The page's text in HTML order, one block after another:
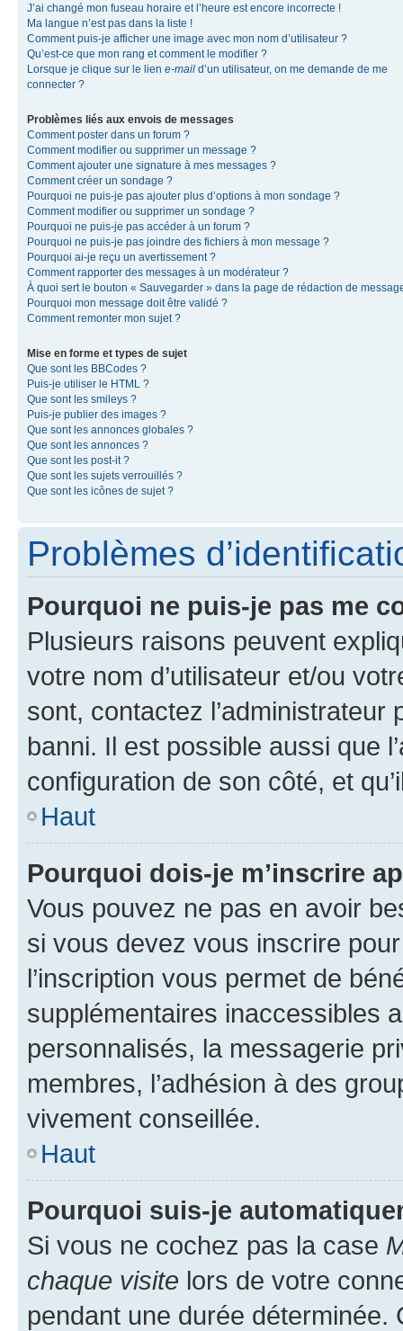
J’ai changé mon fuseau horaire et l’heure est encore incorrecte !
Ma langue n’est pas dans la liste !
Comment puis-je afficher une image avec mon nom d’utilisateur ?
Qu’est-ce que mon rang et comment le modifier ?
Lorsque je clique sur le lien e-mail d’un utilisateur, on me demande de me
connecter ?
Problèmes liés aux envois de messages
Comment poster dans un forum ?
Comment modifier ou supprimer un message ?
Comment ajouter une signature à mes messages ?
Comment créer un sondage ?
Pourquoi ne puis-je pas ajouter plus d’options à mon sondage ?
Comment modifier ou supprimer un sondage ?
Pourquoi ne puis-je pas accéder à un forum ?
Pourquoi ne puis-je pas joindre des fichiers à mon message ?
Pourquoi ai-je reçu un avertissement ?
Comment rapporter des messages à un modérateur ?
À quoi sert le bouton « Sauvegarder » dans la page de rédaction de
Pourquoi mon message doit être validé ?
Comment remonter mon sujet ?
Mise en forme et types de sujet
Que sont les BBCodes ?
Puis-je utiliser le HTML ?
Que sont les smileys ?
Puis-je publier des images ?
Que sont les annonces globales ?
Que sont les annonces ?
Que sont les post-it ?
Que sont les sujets verrouillés ?
Que sont les icônes de sujet ?
Problèmes
Pourquoi ne puis-je pas me
Plusieurs raisons peuvent
votre nom d’utilisateur et/ou
sont, contactez l’administrateur
banni. Il est possible aussi que
configuration de son côté, et
Haut
Pourquoi dois-je m’inscrire
Vous pouvez ne pas en avoir
si vous devez vous inscrire
l’inscription vous permet de
supplémentaires inaccessibles
personnalisés, la messagerie
membres, l’adhésion à des
vivement conseillée.
Haut
Pourquoi suis-je
Si vous ne cochez pas la case
chaque visite lors de votre
pendant une durée déterminée.